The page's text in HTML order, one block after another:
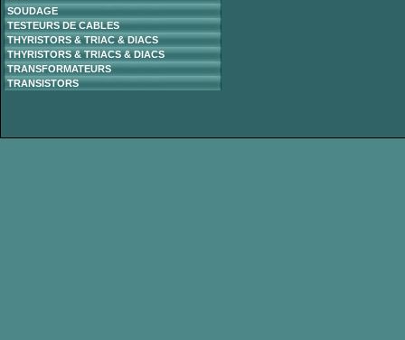
SOUDAGE
TESTEURS DE CABLES
THYRISTORS & TRIAC & DIACS
THYRISTORS & TRIACS & DIACS
TRANSFORMATEURS
TRANSISTORS